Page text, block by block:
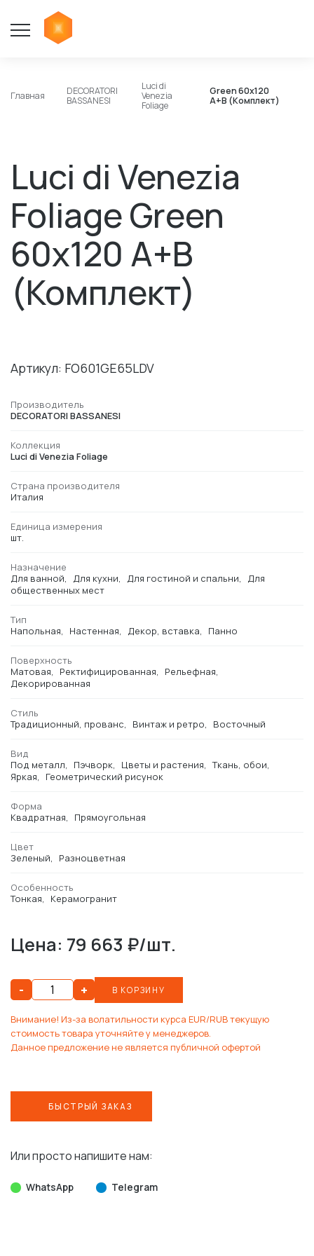
Главная
DECORATORI
BASSANESI
Luci di
Venezia
Foliage
Green 60x120
A+B (Комплект)
Luci di Venezia
Foliage Green
60x120 A+B
(Комплект)
Артикул: FO601GE65LDV
Производитель
DECORATORI BASSANESI
Коллекция
Luci di Venezia Foliage
Страна производителя
Италия
Единица измерения
шт.
Назначение
Для ванной
Для кухни Для гостиной и спальни
Для
общественных мест
Тип
Напольная
Настенная Декор, вставка Панно
Поверхность
Матовая
Ректифицированная
Рельефная
Декорированная
Стиль
Традиционный, прованс
Винтаж и ретро Восточный
Вид
Под металл
Пэчворк Цветы и растения
Ткань, обои
Яркая
Геометрический рисунок
Форма
Квадратная
Прямоугольная
Цвет
Зеленый
Разноцветная
Особенность
Тонкая
Керамогранит
Цена: 79 663 ₽/шт.
- + В КОРЗИНУ
Внимание! Из-за волатильности курса EUR/RUB текущую
стоимость товара уточняйте у менеджеров.
Данное предложение не является публичной офертой
БЫСТРЫЙ ЗАКАЗ
Или просто напишите нам:
WhatsApp Telegram